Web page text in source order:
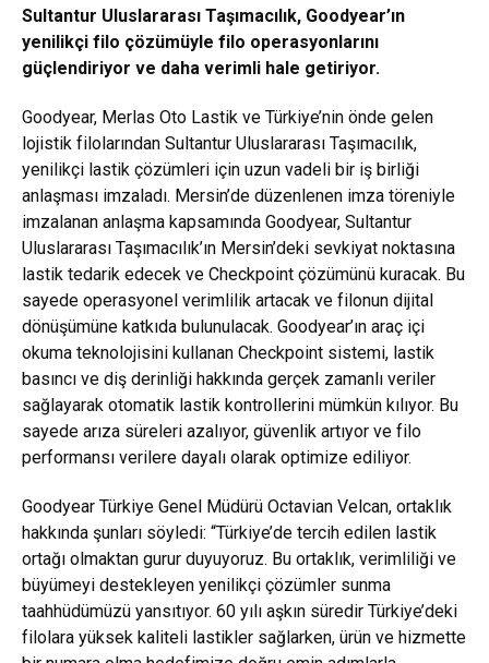
Sultantur Uluslararası Taşımacılık, Goodyear’ın
yenilikçi filo çözümüyle filo operasyonlarını
güçlendiriyor ve daha verimli hale getiriyor.
Goodyear, Merlas Oto Lastik ve Türkiye’nin önde gelen
lojistik filolarından Sultantur Uluslararası Taşımacılık,
yenilikçi lastik çözümleri için uzun vadeli bir iş birliği
anlaşması imzaladı. Mersin’de düzenlenen imza töreniyle
imzalanan anlaşma kapsamında Goodyear, Sultantur
Uluslararası Taşımacılık’ın Mersin’deki sevkiyat noktasına
lastik tedarik edecek ve Checkpoint çözümünü kuracak. Bu
sayede operasyonel verimlilik artacak ve filonun dijital
dönüşümüne katkıda bulunulacak. Goodyear’ın araç içi
okuma teknolojisini kullanan Checkpoint sistemi, lastik
basıncı ve diş derinliği hakkında gerçek zamanlı veriler
sağlayarak otomatik lastik kontrollerini mümkün kılıyor. Bu
sayede arıza süreleri azalıyor, güvenlik artıyor ve filo
performansı verilere dayalı olarak optimize ediliyor.
Goodyear Türkiye Genel Müdürü Octavian Velcan, ortaklık
hakkında şunları söyledi: “Türkiye’de tercih edilen lastik
ortağı olmaktan gurur duyuyoruz. Bu ortaklık, verimliliği ve
büyümeyi destekleyen yenilikçi çözümler sunma
taahhüdümüzü yansıtıyor. 60 yılı aşkın süredir Türkiye’deki
filolara yüksek kaliteli lastikler sağlarken, ürün ve hizmette